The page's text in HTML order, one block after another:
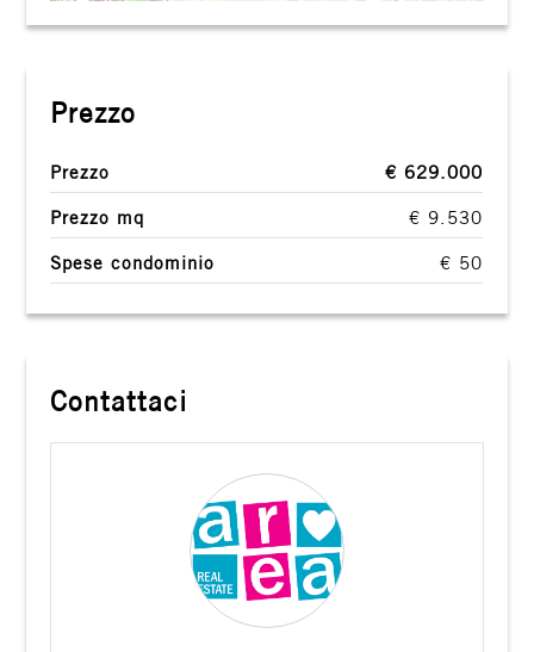
Prezzo
Prezzo
€ 629.000
Prezzo mq
€ 9.530
Spese condominio
€ 50
Contattaci